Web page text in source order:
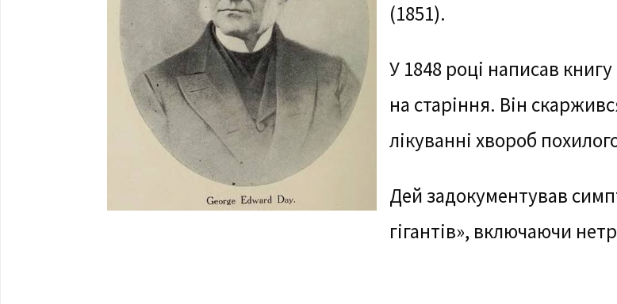
(1851).
У 1848 році написав
на старіння. Він
лікуванні хвороб
Дей задокументував
гігантів», включаючи